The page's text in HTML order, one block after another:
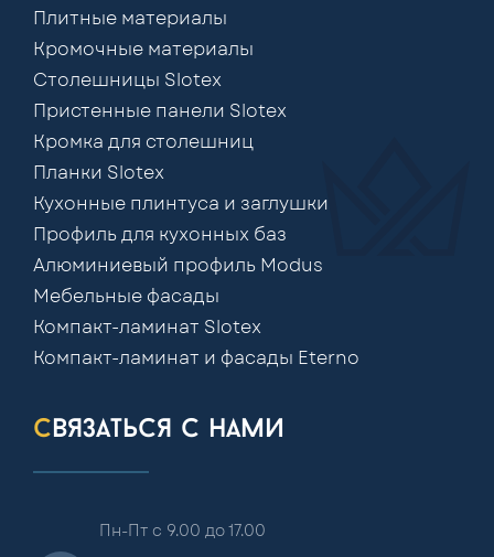
Плитные материалы
Кромочные материалы
Столешницы Slotex
Пристенные панели Slotex
Кромка для столешниц
Планки Slotex
Кухонные плинтуса и заглушки
Профиль для кухонных баз
Алюминиевый профиль Modus
Мебельные фасады
Компакт-ламинат Slotex
Компакт-ламинат и фасады Eterno
связаться с нами
Пн-Пт с 9.00 до 17.00